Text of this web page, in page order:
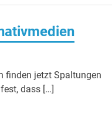
finden jetzt Spaltungen
dass […]